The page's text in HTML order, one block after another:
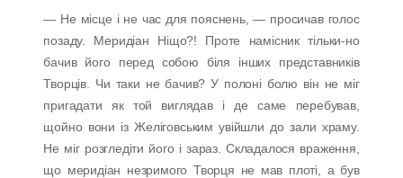
— Не місце і не час для пояснень, — просичав голос
позаду. Меридіан Ніщо?! Проте намісник тільки-но
бачив його перед собою біля інших представників
Творців. Чи таки не бачив? У полоні болю він не міг
пригадати як той виглядав і де саме перебував,
щойно вони із Желіговським увійшли до зали храму.
Не міг розгледіти його і зараз. Складалося враження,
що меридіан незримого Творця не мав плоті, а був